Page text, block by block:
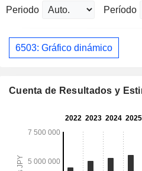
Periodo Período
6503: Gráfico dinámico
Cuenta de Resultados y